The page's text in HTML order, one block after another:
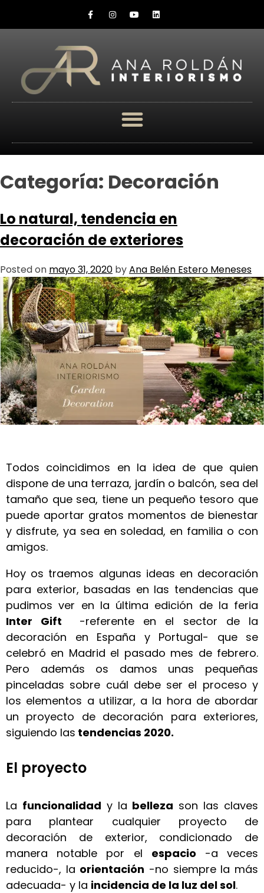
Categoría: Decoración
Lo natural, tendencia en
decoración de exteriores
Posted on mayo 31, 2020 byAna Belén Estero Meneses
Todos coincidimos en la idea de que quien
dispone de una terraza, jardín o balcón, sea del
tamaño que sea, tiene un pequeño tesoro que
puede aportar gratos momentos de bienestar
y disfrute, ya sea en soledad, en familia o con
amigos.
Hoy os traemos algunas ideas en decoración
para exterior, basadas en las tendencias que
pudimos ver en la última edición de la feria
Inter Gift
-referente en el sector de la
decoración en España y Portugal- que se
celebró en Madrid el pasado mes de febrero.
Pero además os damos unas pequeñas
pinceladas sobre cuál debe ser el proceso y
los elementos a utilizar, a la hora de abordar
un proyecto de decoración para exteriores,
siguiendo las tendencias 2020.
El proyecto
La funcionalidad y la belleza son las claves
para plantear cualquier proyecto de
decoración de exterior, condicionado de
manera notable por el espacio -a veces
reducido-, la orientación -no siempre la más
adecuada- y la incidencia de la luz del sol.